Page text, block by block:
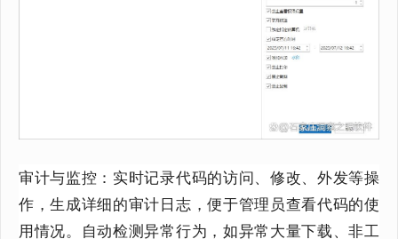
审计与监控：实时记录代码的访问、修改、外发等操
作，生成详细的审计日志，便于管理员查看代码的使
用情况。自动检测异常行为，如异常大量下载、非工